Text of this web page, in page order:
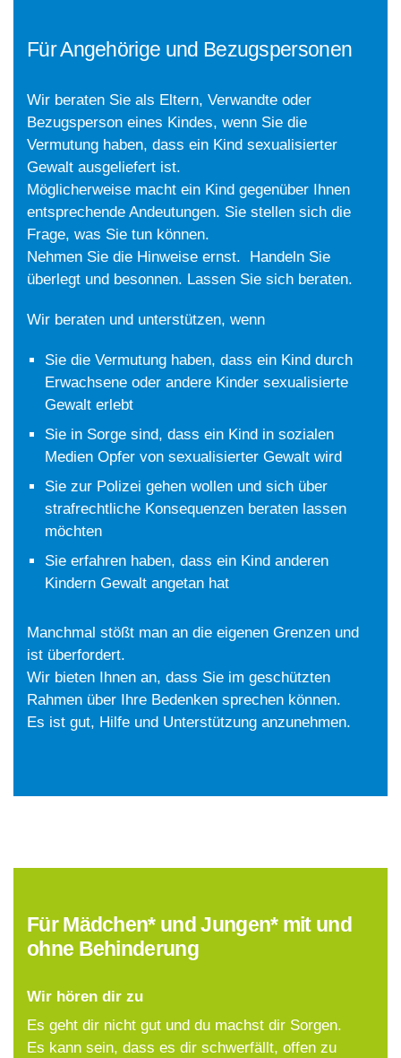
Für Angehörige und Bezugspersonen
Wir beraten Sie als Eltern, Verwandte oder
Bezugsperson eines Kindes, wenn Sie die
Vermutung haben, dass ein Kind sexualisierter
Gewalt ausgeliefert ist.
Möglicherweise macht ein Kind gegenüber Ihnen
entsprechende Andeutungen. Sie stellen sich die
Frage, was Sie tun können.
Nehmen Sie die Hinweise ernst. Handeln Sie
überlegt und besonnen. Lassen Sie sich beraten.
Wir beraten und unterstützen, wenn
Sie die Vermutung haben, dass ein Kind durch
Erwachsene oder andere Kinder sexualisierte
Gewalt erlebt
Sie in Sorge sind, dass ein Kind in sozialen
Medien Opfer von sexualisierter Gewalt wird
Sie zur Polizei gehen wollen und sich über
strafrechtliche Konsequenzen beraten lassen
möchten
Sie erfahren haben, dass ein Kind anderen
Kindern Gewalt angetan hat
Manchmal stößt man an die eigenen Grenzen und
ist überfordert.
Wir bieten Ihnen an, dass Sie im geschützten
Rahmen über Ihre Bedenken sprechen können.
Es ist gut, Hilfe und Unterstützung anzunehmen.
Für Mädchen* und Jungen* mit und
ohne Behinderung
Wir hören dir zu
Es geht dir nicht gut und du machst dir Sorgen.
Es kann sein, dass es dir schwerfällt, offen zu